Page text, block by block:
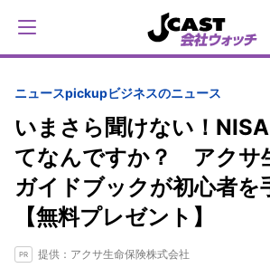
ニュースpickupビジネスのニュース
いまさら聞けない！
てなんですか？ アクサ
ガイドブックが初心者を
【無料プレゼント】
提供：アクサ生命保険株式会社